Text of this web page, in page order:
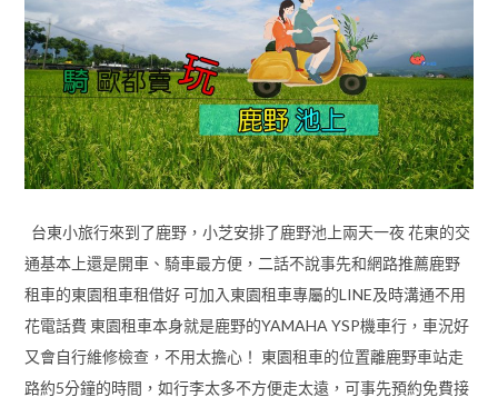
台東小旅行來到了鹿野，小芝安排了鹿野池上兩天一夜 花東的交
通基本上還是開車、騎車最方便，二話不說事先和網路推薦鹿野
租車的東園租車租借好 可加入東園租車專屬的LINE及時溝通不用
花電話費 東園租車本身就是鹿野的YAMAHA YSP機車行，車況好
又會自行維修檢查，不用太擔心！ 東園租車的位置離鹿野車站走
路約5分鐘的時間，如行李太多不方便走太遠，可事先預約免費接